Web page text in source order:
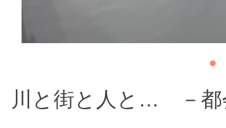
川と街と人と… －都